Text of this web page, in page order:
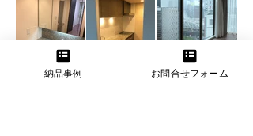
納品事例 お問合せフォーム